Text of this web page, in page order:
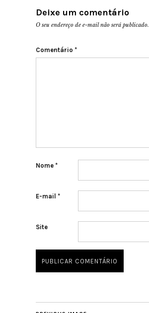
Deixe um comentário
O seu endereço de e-mail não será publicado.
Comentário *
Nome *
E-mail *
Site